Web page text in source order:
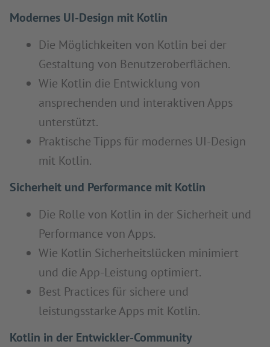
Modernes UI-Design mit Kotlin
Die Möglichkeiten von Kotlin bei der
Gestaltung von Benutzeroberflächen.
Wie Kotlin die Entwicklung von
ansprechenden und interaktiven Apps
unterstützt.
Praktische Tipps für modernes UI-Design
mit Kotlin.
Sicherheit und Performance mit Kotlin
Die Rolle von Kotlin in der Sicherheit und
Performance von Apps.
Wie Kotlin Sicherheitslücken minimiert
und die App-Leistung optimiert.
Best Practices für sichere und
leistungsstarke Apps mit Kotlin.
Kotlin in der Entwickler-Community